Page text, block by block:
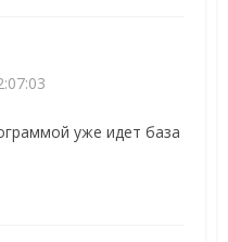
уже идет база